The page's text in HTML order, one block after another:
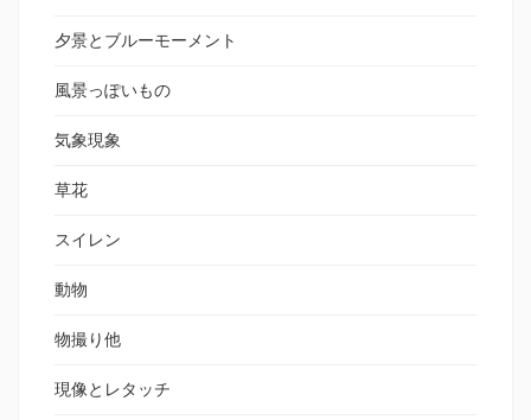
夕景とブルーモーメント
風景っぽいもの
気象現象
草花
スイレン
動物
物撮り他
現像とレタッチ